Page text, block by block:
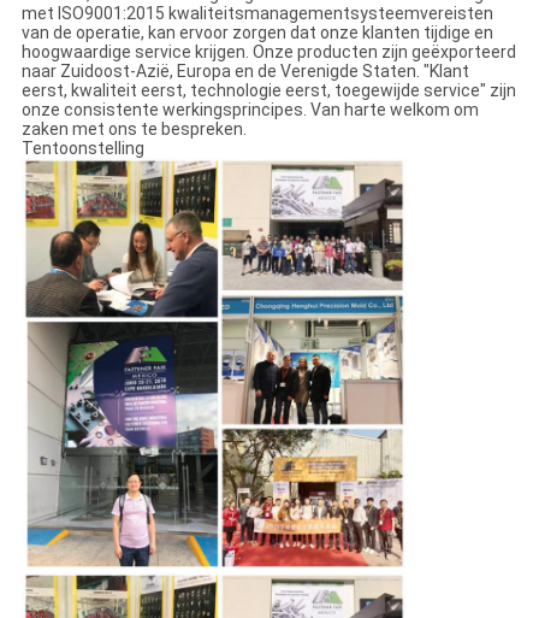
met ISO9001:2015 kwaliteitsmanagementsysteemvereisten
van de operatie, kan ervoor zorgen dat onze klanten tijdige en
hoogwaardige service krijgen. Onze producten zijn geëxporteerd
naar Zuidoost-Azië, Europa en de Verenigde Staten. "Klant
eerst, kwaliteit eerst, technologie eerst, toegewijde service" zijn
onze consistente werkingsprincipes. Van harte welkom om
zaken met ons te bespreken.
Tentoonstelling